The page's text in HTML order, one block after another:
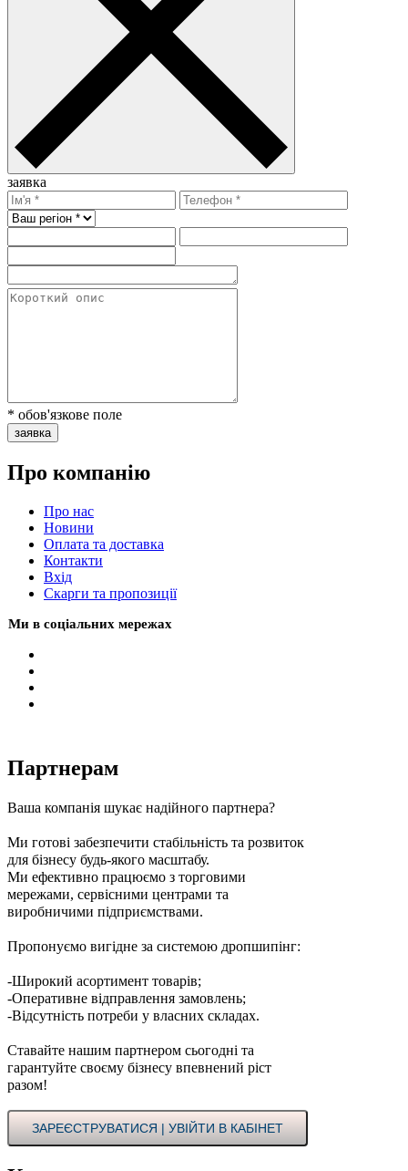
заявка
* обов'язкове поле
заявка
Про компанію
Про нас
Новини
Оплата та доставка
Контакти
Вхiд
Скарги та пропозиції
Ми в соціальних мережах
Партнерам
Ваша компанія шукає надійного партнера?
Ми готові забезпечити стабільність та розвиток
для бізнесу будь-якого масштабу.
Ми ефективно працюємо з торговими
мережами, сервісними центрами та
виробничими підприємствами.
Пропонуємо вигідне за системою дропшипінг:
-Широкий асортимент товарів;
-Оперативне відправлення замовлень;
-Відсутність потреби у власних складах.
Ставайте нашим партнером сьогодні та
гарантуйте своєму бізнесу впевнений ріст
разом!
ЗАРЕЄСТРУВАТИСЯ | УВІЙТИ В КАБІНЕТ